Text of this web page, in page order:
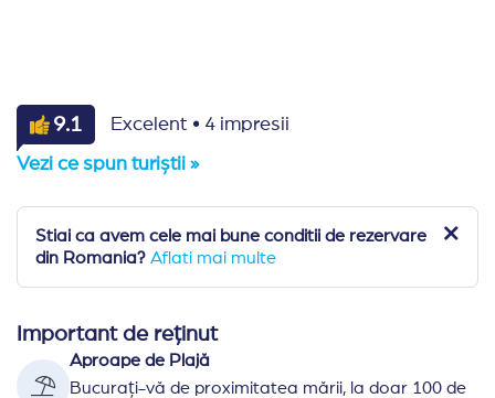
9.1 Excelent · 4 impresii
Vezi ce spun turiștii »
Stiai ca avem cele mai bune conditii de rezervare
din Romania? Aflati mai multe
Important de reținut
Aproape de Plajă
Bucurați-vă de proximitatea mării, la doar 100 de